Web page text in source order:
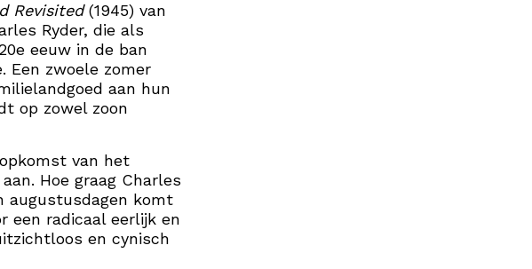
Revisited(1945) van
Ryder, die als
eeuw in de ban
Een zwoele zomer
aan hun
op zowel zoon
van het
Hoe graag Charles
augustusdagen komt
een radicaal eerlijk en
en cynisch